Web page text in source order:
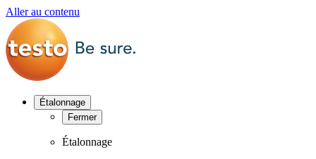
Aller au contenu
Étalonnage
Fermer
Étalonnage